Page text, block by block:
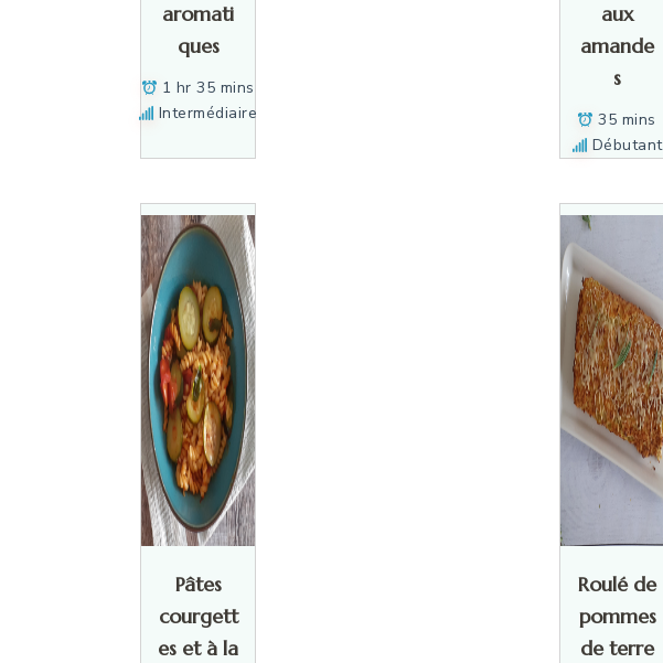
aromati
ques
1 hr 35 mins
Intermédiaire
aux
amande
s
35 mins
Débutant
Pâtes
courgett
es et à la
Roulé de
pommes
de terre